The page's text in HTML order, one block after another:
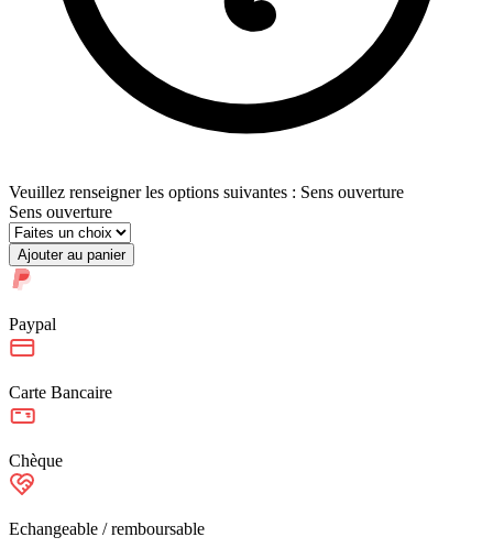
Veuillez renseigner les options suivantes : Sens ouverture
Sens ouverture
Ajouter au panier
Paypal
Carte Bancaire
Chèque
Echangeable / remboursable